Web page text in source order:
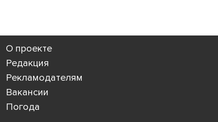
О проекте
Редакция
Рекламодателям
Вакансии
Погода